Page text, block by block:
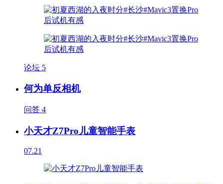
论坛 5
何为单反相机
问答 4
小天才Z7Pro儿童智能手表
07.21